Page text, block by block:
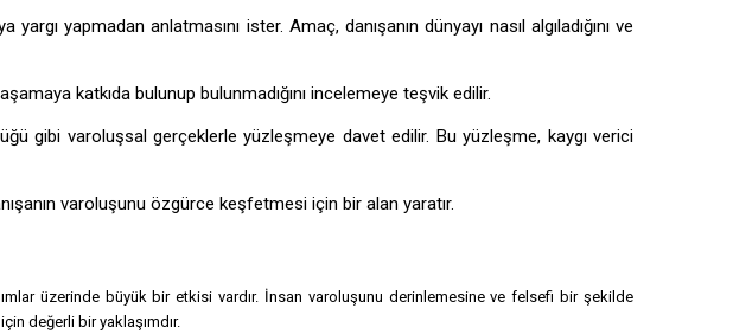
yapmadan anlatmasını ister. Amaç, danışanın dünyayı nasıl algıladığını ve
katkıda bulunup bulunmadığını incelemeye teşvik edilir.
gibi varoluşsal gerçeklerle yüzleşmeye davet edilir. Bu yüzleşme, kaygı verici
varoluşunu özgürce keşfetmesi için bir alan yaratır.
üzerinde büyük bir etkisi vardır. İnsan varoluşunu derinlemesine ve felsefi bir şekilde
değerli bir yaklaşımdır.